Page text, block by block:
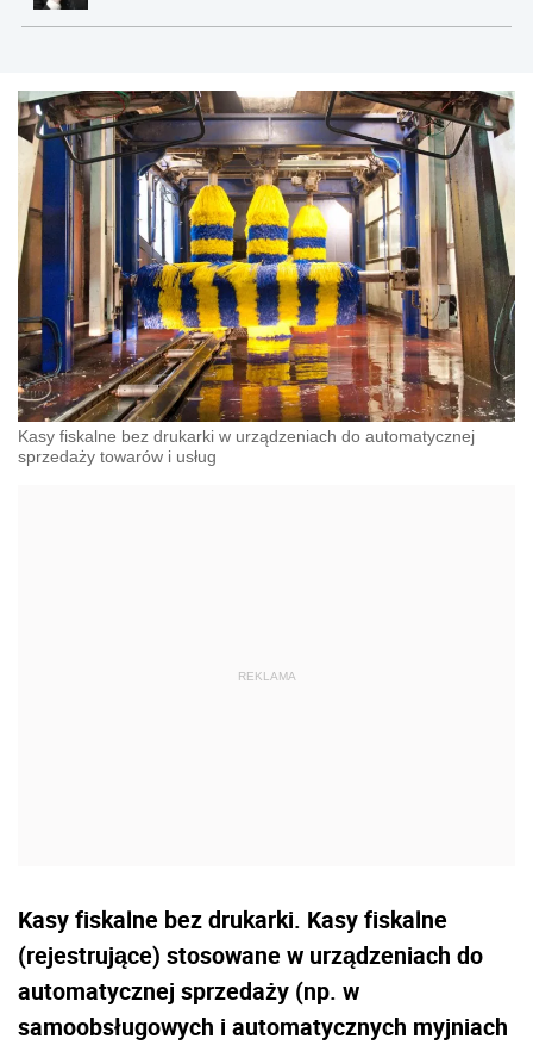
Kasy fiskalne bez drukarki w urządzeniach do automatycznej
sprzedaży towarów i usług
Kasy fiskalne bez drukarki. Kasy fiskalne
(rejestrujące) stosowane w urządzeniach do
automatycznej sprzedaży (np. w
samoobsługowych i automatycznych myjniach